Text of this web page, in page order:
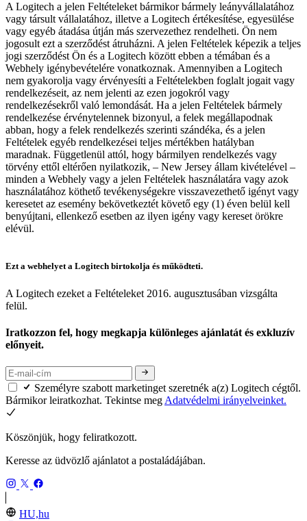
A Logitech a jelen Feltételeket bármikor bármely leányvállalatához
vagy társult vállalatához, illetve a Logitech értékesítése, egyesülése
vagy egyéb átadása útján más szervezethez rendelheti. Ön nem
jogosult ezt a szerződést átruházni. A jelen Feltételek képezik a teljes
jogi szerződést Ön és a Logitech között ebben a témában és a
Webhely igénybevételére vonatkoznak. Amennyiben a Logitech
nem gyakorolja vagy érvényesíti a Feltételekben foglalt jogait vagy
rendelkezéseit, az nem jelenti az ezen jogokról vagy
rendelkezésekről való lemondását. Ha a jelen Feltételek bármely
rendelkezése érvénytelennek bizonyul, a felek megállapodnak
abban, hogy a felek rendelkezés szerinti szándéka, és a jelen
Feltételek egyéb rendelkezései teljes mértékben hatályban
maradnak. Függetlenül attól, hogy bármilyen rendelkezés vagy
törvény ettől eltérően nyilatkozik, – New Jersey állam kivételével –
minden a Webhely vagy a jelen Feltételek használatára vagy azok
használatához köthető tevékenységekre visszavezethető igényt vagy
keresetet az esemény bekövetkeztét követő egy (1) éven belül kell
benyújtani, ellenkező esetben az ilyen igény vagy kereset örökre
elévül.
Ezt a webhelyet a Logitech birtokolja és működteti.
A Logitech ezeket a Feltételeket 2016. augusztusában vizsgálta
felül.
Iratkozzon fel, hogy megkapja különleges ajánlatát és exkluzív
előnyeit.
Személyre szabott marketinget szeretnék a(z) Logitech cégtől.
Bármikor leiratkozhat. Tekintse megAdatvédelmi irányelveinket.
Köszönjük, hogy feliratkozott.
Keresse az üdvözlő ajánlatot a postaládájában.
HU,hu